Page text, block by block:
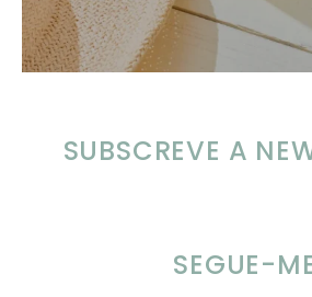
SUBSCREVE A
SEGUE-